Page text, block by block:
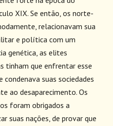
XIX. Se então, os norte-
relacionavam sua
e política com um
genética, as elites
tinham que enfrentar esse
suas sociedades
ao desaparecimento. Os
foram obrigados a
suas nações, de provar que